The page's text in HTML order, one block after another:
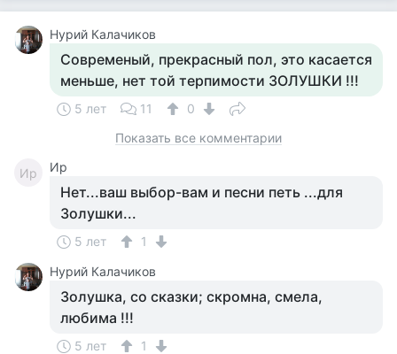
Нурий Калачиков
Современый, прекрасный пол, это касается
меньше, нет той терпимости ЗОЛУШКИ !!!
5 лет 11
0
Показать все комментарии
Ир Ир
Нет...ваш выбор-вам и песни петь ...для
Золушки...
5 лет
1
Нурий Калачиков
Золушка, со сказки; скромна, смела,
любима !!!
5 лет 1